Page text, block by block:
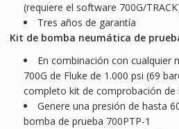
(requiere el software 700G/
Tres años de garantía
Kit de bomba neumática de
En combinación con cualquier
700G de Fluke de 1.000 psi (69
completo kit de comprobación de
Genere una presión de hasta
bomba de prueba 700PTP-1